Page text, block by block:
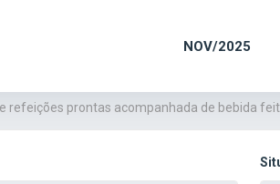
NOV/2025